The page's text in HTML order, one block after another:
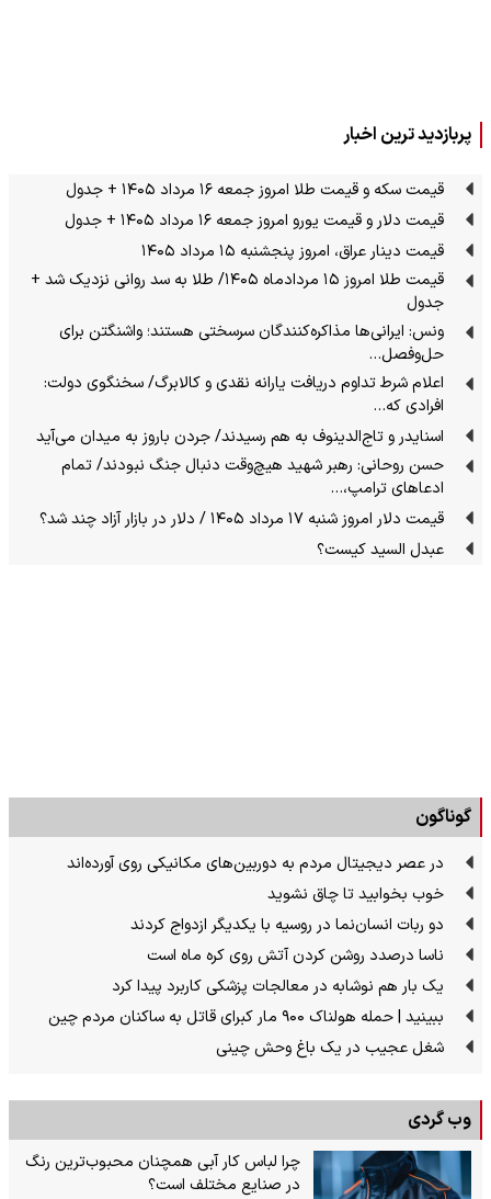
پربازدید ترین اخبار
قیمت سکه و قیمت طلا امروز جمعه ۱۶ مرداد ۱۴۰۵ + جدول
قیمت دلار و قیمت یورو امروز جمعه ۱۶ مرداد ۱۴۰۵ + جدول
قیمت دینار عراق، امروز پنجشنبه ۱۵ مرداد ۱۴۰۵
قیمت طلا امروز ۱۵ مردادماه ۱۴۰۵/ طلا به سد روانی نزدیک شد +
جدول
ونس: ایرانی‌ها مذاکره‌کنندگان سرسختی هستند؛ واشنگتن برای
حل‌وفصل…
اعلام شرط تداوم دریافت یارانه نقدی و کالابرگ/ سخنگوی دولت:
افرادی که…
اسنایدر و تاج‌الدینوف به هم رسیدند/ جردن باروز به میدان می‌آید
حسن روحانی: رهبر شهید هیچ‌وقت دنبال جنگ نبودند/ تمام
ادعاهای ترامپ،…
قیمت دلار امروز شنبه ۱۷ مرداد ۱۴۰۵ / دلار در بازار آزاد چند شد؟
عبدل السید کیست؟
گوناگون
در عصر دیجیتال مردم به دوربین‌های مکانیکی روی آورده‌اند
خوب بخوابید تا چاق نشوید
دو ربات انسان‌نما در روسیه با یکدیگر ازدواج کردند
ناسا درصدد روشن کردن آتش روی کره ماه است
یک بار هم نوشابه در معالجات پزشکی کاربرد پیدا کرد
ببینید | حمله هولناک ۹۰۰ مار کبرای قاتل به ساکنان مردم چین
شغل عجیب در یک باغ وحش چینی
وب گردی
چرا لباس کار آبی همچنان محبوب‌ترین رنگ
در صنایع مختلف است؟